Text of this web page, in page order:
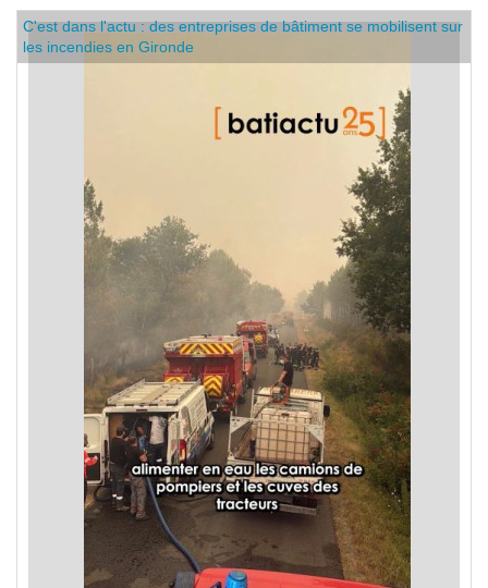
C'est dans l'actu : des entreprises de bâtiment se mobilisent sur
les incendies en Gironde